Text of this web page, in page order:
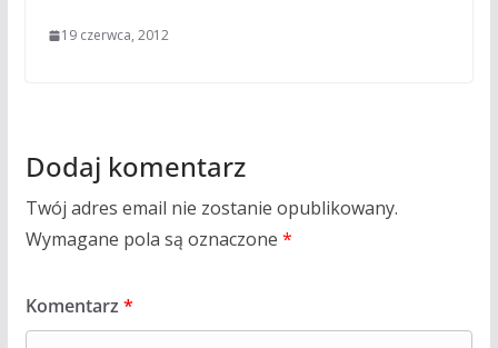
19 czerwca, 2012
Dodaj komentarz
Twój adres email nie zostanie opublikowany.
Wymagane pola są oznaczone *
Komentarz *